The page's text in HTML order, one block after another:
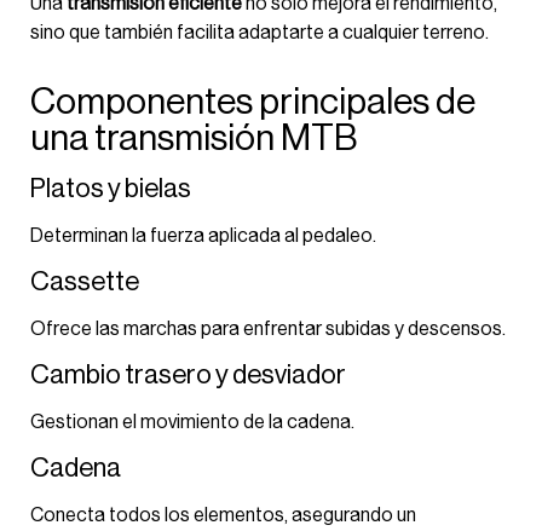
sino que también facilita adaptarte a cualquier terreno.
Componentes principales de
una transmisión MTB
Platos y bielas
Determinan la fuerza aplicada al pedaleo.
Cassette
Ofrece las marchas para enfrentar subidas y descensos.
Cambio trasero y desviador
Gestionan el movimiento de la cadena.
Cadena
Conecta todos los elementos, asegurando un